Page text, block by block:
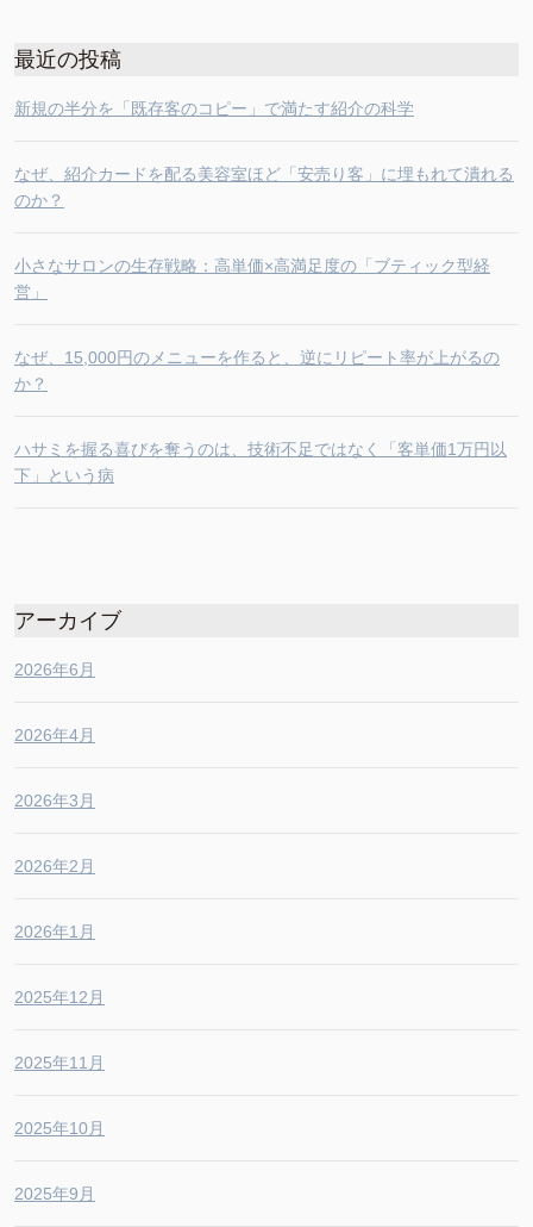
最近の投稿
新規の半分を「既存客のコピー」で満たす紹介の科学
なぜ、紹介カードを配る美容室ほど「安売り客」に埋もれて潰れる
のか？
小さなサロンの生存戦略：高単価×高満足度の「ブティック型経
営」
なぜ、15,000円のメニューを作ると、逆にリピート率が上がるの
か？
ハサミを握る喜びを奪うのは、技術不足ではなく「客単価1万円以
下」という病
アーカイブ
2026年6月
2026年4月
2026年3月
2026年2月
2026年1月
2025年12月
2025年11月
2025年10月
2025年9月